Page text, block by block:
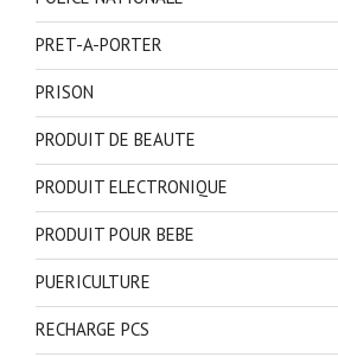
PRET-A-PORTER
PRISON
PRODUIT DE BEAUTE
PRODUIT ELECTRONIQUE
PRODUIT POUR BEBE
PUERICULTURE
RECHARGE PCS